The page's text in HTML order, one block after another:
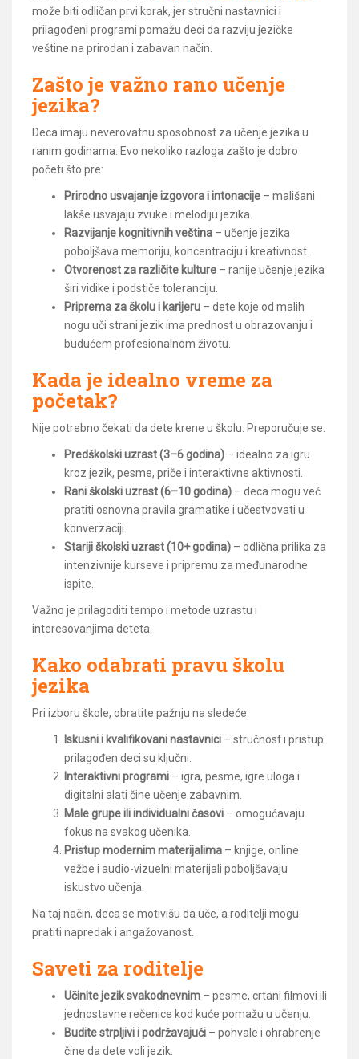
može biti odličan prvi korak, jer stručni nastavnici i
prilagođeni programi pomažu deci da razviju jezičke
veštine na prirodan i zabavan način.
Zašto je važno rano učenje
jezika?
Deca imaju neverovatnu sposobnost za učenje jezika u
ranim godinama. Evo nekoliko razloga zašto je dobro
početi što pre:
Prirodno usvajanje izgovora i intonacije – mališani
lakše usvajaju zvuke i melodiju jezika.
Razvijanje kognitivnih veština – učenje jezika
poboljšava memoriju, koncentraciju i kreativnost.
Otvorenost za različite kulture – ranije učenje jezika
širi vidike i podstiče toleranciju.
Priprema za školu i karijeru – dete koje od malih
nogu uči strani jezik ima prednost u obrazovanju i
budućem profesionalnom životu.
Kada je idealno vreme za
početak?
Nije potrebno čekati da dete krene u školu. Preporučuje se:
Predškolski uzrast (3–6 godina) – idealno za igru
kroz jezik, pesme, priče i interaktivne aktivnosti.
Rani školski uzrast (6–10 godina) – deca mogu već
pratiti osnovna pravila gramatike i učestvovati u
konverzaciji.
Stariji školski uzrast (10+ godina) – odlična prilika za
intenzivnije kurseve i pripremu za međunarodne
ispite.
Važno je prilagoditi tempo i metode uzrastu i
interesovanjima deteta.
Kako odabrati pravu školu
jezika
Pri izboru škole, obratite pažnju na sledeće:
Iskusni i kvalifikovani nastavnici – stručnost i pristup
prilagođen deci su ključni.
Interaktivni programi – igra, pesme, igre uloga i
digitalni alati čine učenje zabavnim.
Male grupe ili individualni časovi – omogućavaju
fokus na svakog učenika.
Pristup modernim materijalima – knjige, online
vežbe i audio-vizuelni materijali poboljšavaju
iskustvo učenja.
Na taj način, deca se motivišu da uče, a roditelji mogu
pratiti napredak i angažovanost.
Saveti za roditelje
Učinite jezik svakodnevnim – pesme, crtani filmovi ili
jednostavne rečenice kod kuće pomažu u učenju.
Budite strpljivi i podržavajući – pohvale i ohrabrenje
čine da dete voli jezik.